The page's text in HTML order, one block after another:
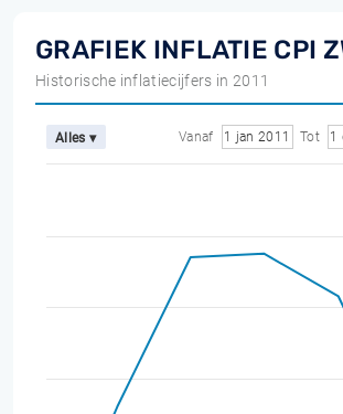
GRAFIEK INFLATIE CPI
Historische inflatiecijfers in 2011
Alles ▾ Vanaf 1 jan 2011 Tot 1